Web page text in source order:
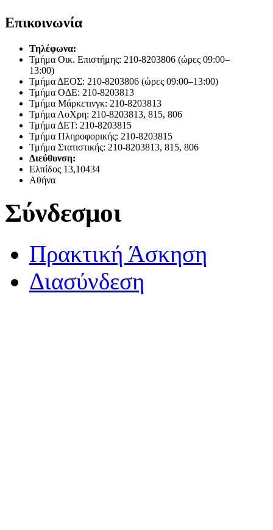
Επικοινωνία
Τηλέφωνα:
Τμήμα Οικ. Επιστήμης: 210-8203806 (ώρες 09:00–
13:00)
Τμήμα ΔΕΟΣ: 210-8203806 (ώρες 09:00–13:00)
Τμήμα ΟΔΕ: 210-8203813
Τμήμα Μάρκετινγκ: 210-8203813
Τμήμα ΛοΧρη: 210-8203813, 815, 806
Τμήμα ΔΕΤ: 210-8203815
Τμήμα Πληροφορικής: 210-8203815
Τμήμα Στατιστικής: 210-8203813, 815, 806
Διεύθυνση:
Ελπίδος 13,10434
Αθήνα
Σύνδεσμοι
Πρακτική Άσκηση
Διασύνδεση